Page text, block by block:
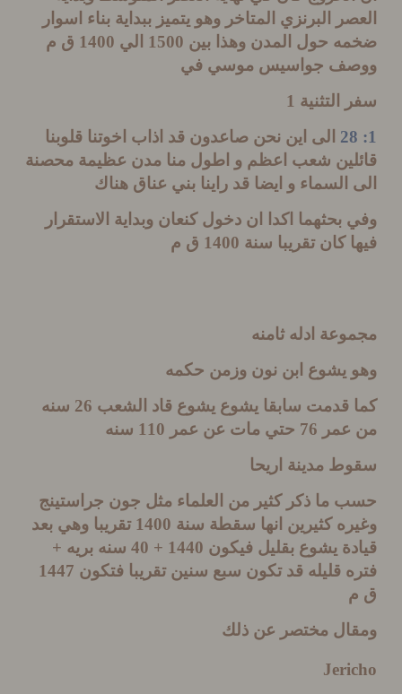
البرنزي المتاخر وهو يتميز ببداية بناء اسوار
حول المدن وهذا بين1500 الي1400 ق م
جواسيس موسي في
الى اين نحن صاعدون قد اذاب اخوتنا قلوبنا
شعب اعظم و اطول منا مدن عظيمة محصنة
السماء و ايضا قد راينا بني عناق هناك
بحثهما اكدا ان دخول كنعان وبداية الاستقرار
كان تقريبا سنة1400 ق م
ادله ثامنه
يشوع ابن نون وزمن حكمه
قدمت سابقا يشوع يشوع قاد الشعب26 سنه
عمر76 حتي مات عن عمر110 سنه
مدينة اريحا
ما ذكر كثير من العلماء مثل جون جراستينج
كثيرين انها سقطة سنة1400 تقريبا وهي بعد
يشوع بقليل فيكون1440 + 40 سنه بريه+
قليله قد تكون سبع سنين تقريبا فتكون1447
مختصر عن ذلك